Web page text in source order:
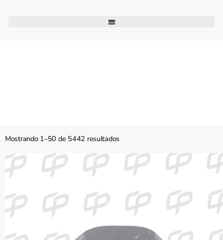
Mostrando 1–50 de 5442 resultados